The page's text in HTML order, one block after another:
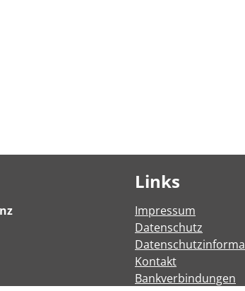
Links
Impressum
Datenschutz
Kontakt
Bankverbindungen